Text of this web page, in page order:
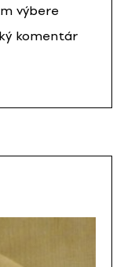
výbere
komentár